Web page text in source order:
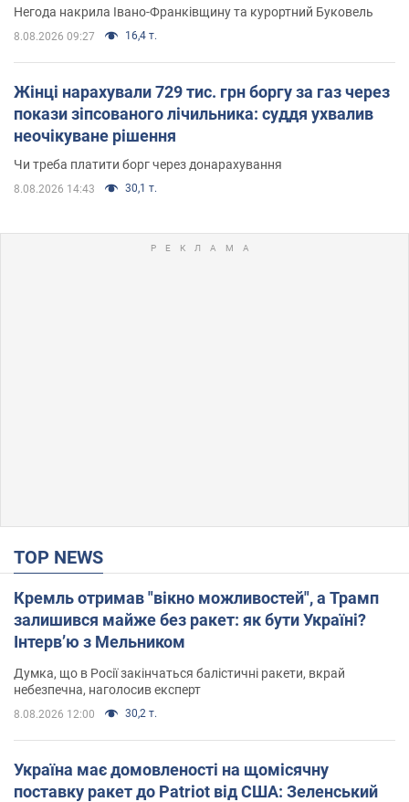
Негода накрила Івано-Франківщину та курортний Буковель
8.08.2026 09:27 16,4 т.
Жінці нарахували 729 тис. грн боргу за газ через
покази зіпсованого лічильника: суддя ухвалив
неочікуване рішення
Чи треба платити борг через донарахування
8.08.2026 14:43 30,1 т.
TOP NEWS
Кремль отримав "вікно можливостей", а Трамп
залишився майже без ракет: як бути Україні?
Інтерв’ю з Мельником
Думка, що в Росії закінчаться балістичні ракети, вкрай
небезпечна, наголосив експерт
8.08.2026 12:00 30,2 т.
Україна має домовленості на щомісячну
поставку ракет до Patriot від США: Зеленський